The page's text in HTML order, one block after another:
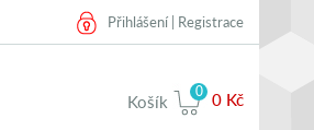
Přihlášení Registrace
Košík
0 0 Kč